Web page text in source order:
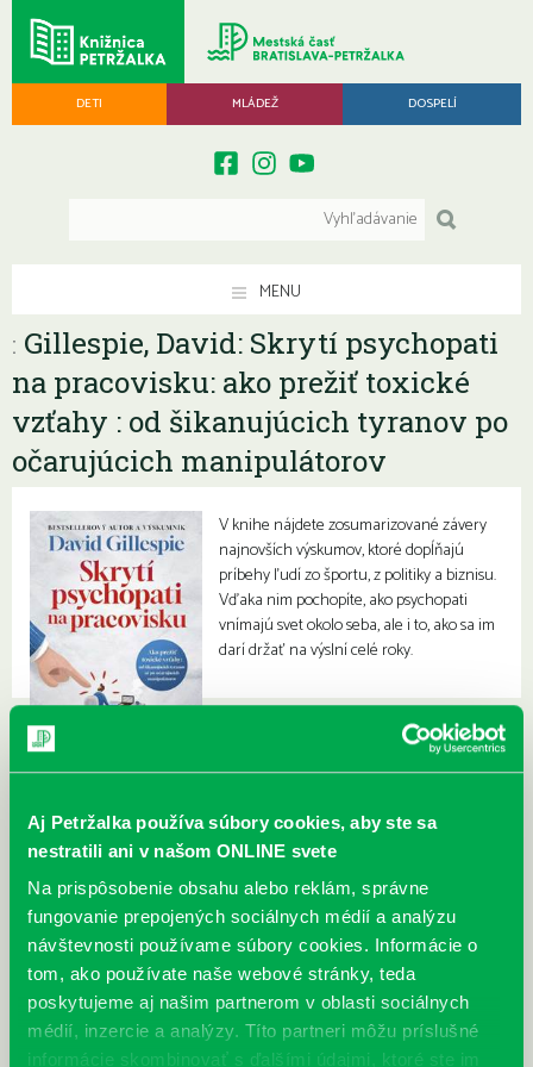
Aj Petržalka používa súbory cookies, aby ste sa
nestratili ani v našom ONLINE svete
Na prispôsobenie obsahu alebo reklám, správne
fungovanie prepojených sociálnych médií a analýzu
návštevnosti používame súbory cookies. Informácie o
tom, ako používate naše webové stránky, teda
poskytujeme aj našim partnerom v oblasti sociálnych
médií, inzercie a analýzy. Títo partneri môžu príslušné
informácie skombinovať s ďalšími údajmi, ktoré ste im
DETI MLÁDEŽ DOSPELÍ
MENU
: Gillespie, David: Skrytí psychopati
na pracovisku: ako prežiť toxické
vzťahy : od šikanujúcich tyranov po
očarujúcich manipulátorov
V knihe nájdete zosumarizované závery
najnovších výskumov, ktoré dopĺňajú
príbehy ľudí zo športu, z politiky a biznisu.
Vďaka nim pochopíte, ako psychopati
vnímajú svet okolo seba, ale i to, ako sa im
darí držať na výslní celé roky.